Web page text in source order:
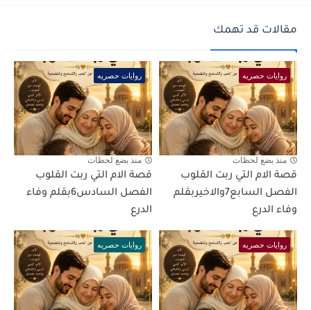
مقالات قد تهمك
روايات حصريه
منذ بضع لحظات
قصة الام التي ربت القلوب
الفصل السابع7والاخيربقلم
وفاء الدرع
روايات حصريه
منذ بضع لحظات
قصة الام التي ربت القلوب
الفصل السادس6بقلم وفاء
الدرع
روايات حصريه روايات حصريه